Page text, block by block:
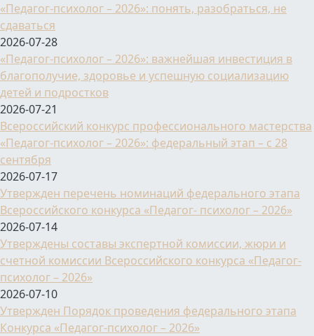
«Педагог-психолог – 2026»: понять, разобраться, не
сдаваться
2026-07-28
«Педагог-психолог – 2026»: важнейшая инвестиция в
благополучие, здоровье и успешную социализацию
детей и подростков
2026-07-21
Всероссийский конкурс профессионального мастерства
«Педагог-психолог – 2026»: федеральный этап – с 28
сентября
2026-07-17
Утвержден перечень номинаций федерального этапа
Всероссийского конкурса «Педагог- психолог – 2026»
2026-07-14
Утверждены составы экспертной комиссии, жюри и
счетной комиссии Всероссийского конкурса «Педагог-
психолог – 2026»
2026-07-10
Утвержден Порядок проведения федерального этапа
Конкурса «Педагог-психолог – 2026»